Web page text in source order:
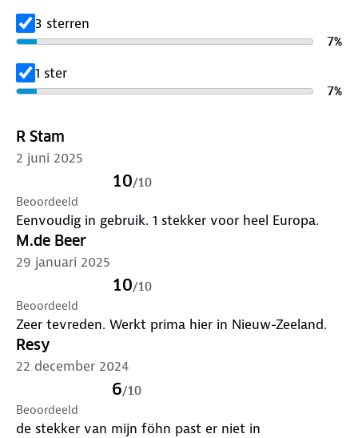
3 sterren
7%
1 ster
7%
R Stam
2 juni 2025
10/10
Beoordeeld
Eenvoudig in gebruik. 1 stekker voor heel Europa.
M.de Beer
29 januari 2025
10/10
Beoordeeld
Zeer tevreden. Werkt prima hier in Nieuw-Zeeland.
Resy
22 december 2024
6/10
Beoordeeld
de stekker van mijn föhn past er niet in